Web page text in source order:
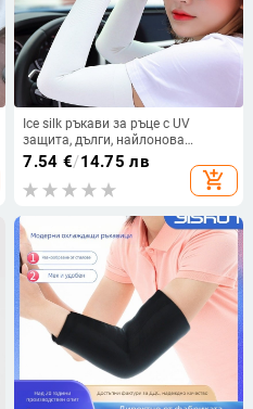
Ice silk ръкави за ръце с UV
защита, дълги, найлонова
основа, съдържание 90.8%
7.54 €/14.75 лв
add_shopping_cart